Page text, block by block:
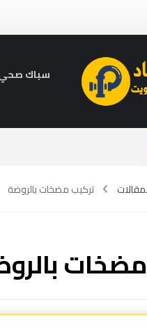
سباك صحي في
تركيب مضخات بالروضة